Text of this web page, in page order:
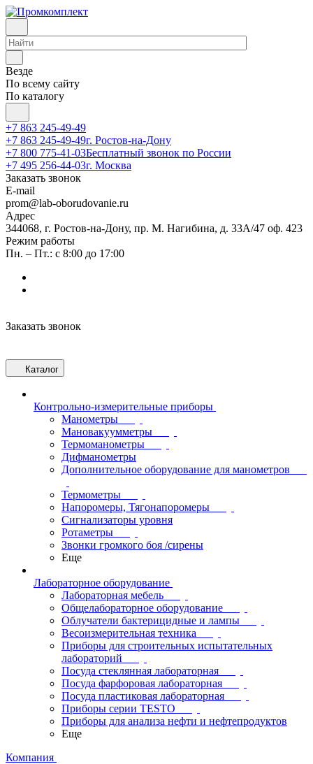
Везде
По всему сайту
По каталогу
+7 863 245-49-49
+7 863 245-49-49г. Ростов-на-Дону
+7 800 775-41-03Бесплатный звонок по России
+7 495 256-44-03г. Москва
Заказать звонок
E-mail
prom@lab-oborudovanie.ru
Адрес
344068, г. Ростов-на-Дону, пр. М. Нагибина, д. 33А/47 оф. 423
Режим работы
Пн. – Пт.: с 8:00 до 17:00
Заказать звонок
Каталог
Контрольно-измерительные приборы
Манометры
Мановакуумметры
Термоманометры
Дифманометры
Дополнительное оборудование для манометров
Термометры
Напоромеры, Тягонапоромеры
Сигнализаторы уровня
Ротаметры
Звонки громкого боя /сирены
Еще
Лабораторное оборудование
Лабораторная мебель
Общелабораторное оборудование
Облучатели бактерицидные и лампы
Весоизмерительная техника
Приборы для строительных испытательных
лабораторий
Посуда стеклянная лабораторная
Посуда фарфоровая лабораторная
Посуда пластиковая лабораторная
Приборы серии TESTO
Приборы для анализа нефти и нефтепродуктов
Еще
Компания